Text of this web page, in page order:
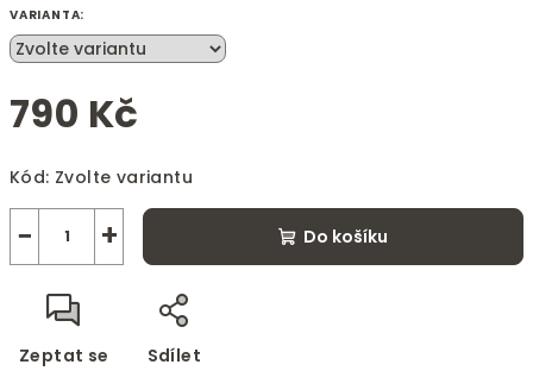
VARIANTA:
790 Kč
cena:
Kód: Zvolte variantu
+
− Do košíku
Zeptat se Sdílet